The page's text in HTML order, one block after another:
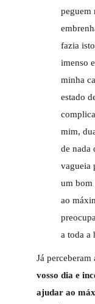
peguem
fazia
imenso
minha
estado
mim,
de nada
vagueia
um bom
ao
a toda a
Já perceberam
vosso dia e
ajudar ao